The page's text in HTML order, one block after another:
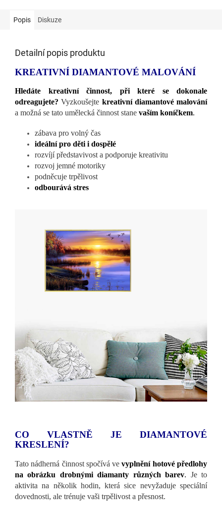
Popis Diskuze
Detailní popis produktu
KREATIVNÍ DIAMANTOVÉ MALOVÁNÍ
Hledáte kreativní činnost, při které se dokonale
odreagujete? Vyzkoušejte kreativní diamantové malování
a možná se tato umělecká činnost stane vaším koníčkem.
zábava pro volný čas
ideální pro děti i dospělé
rozvíjí představivost a podporuje kreativitu
rozvoj jemné motoriky
podněcuje trpělivost
odbourává stres
CO VLASTNĚ JE DIAMANTOVÉ
KRESLENÍ?
Tato nádherná činnost spočívá vevyplnění hotové předlohy
na obrázku drobnými diamanty různých barev. Je to
aktivita na několik hodin, která sice nevyžaduje speciální
dovednosti, ale trénuje vaši trpělivost a přesnost.